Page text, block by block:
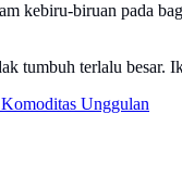
kebiru-biruan pada
tumbuh terlalu besar.
Unggulan